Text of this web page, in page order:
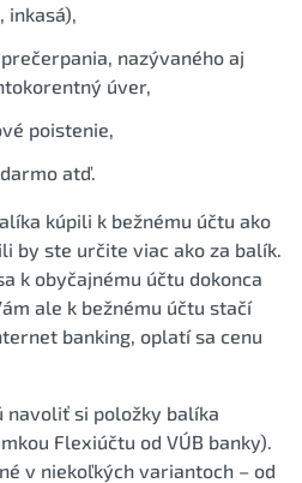
inkasá),
nazývaného aj
úver,
poistenie,
atď.
kúpili k bežnému účtu ako
by ste určite viac ako za balík.
k obyčajnému účtu dokonca
ale k bežnému účtu stačí
banking, oplatí sa cenu
navoliť si položky balíka
Flexiúčtu od VÚB banky).
v niekoľkých variantoch – od